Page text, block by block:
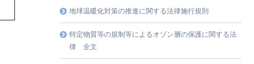
地球温暖化対策の推進に関する法律施行規則
特定物質等の規制等によるオゾン層の保護に関する法
律 全文